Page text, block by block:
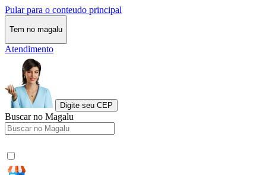
Pular para o conteudo principal
Tem no magalu
Atendimento
Digite seu CEP
Buscar no Magalu